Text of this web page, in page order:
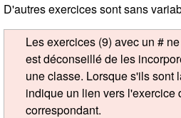
D'autres exercices sont sans
Les exercices (9) avec un #
est déconseillé de les
une classe. Lorsque s'ils sont
indique un lien vers l'exercice
correspondant.